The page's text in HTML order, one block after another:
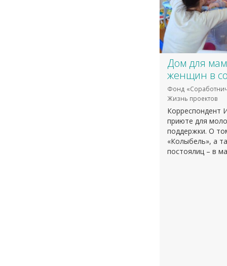
Дом для
женщин в
Фонд
Жизнь проектов
Корреспондент
приюте для
поддержки. О
«Колыбель», а
постоялиц – в